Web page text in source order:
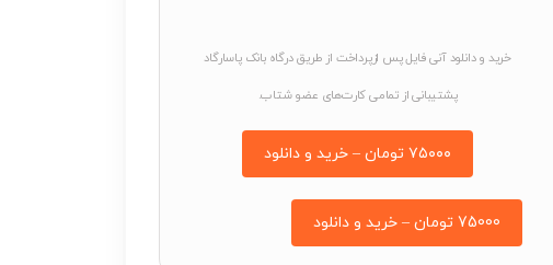
خرید و دانلود آنی فایل پس ازپرداخت از طریق درگاه بانک پاسارگاد
پشتیبانی از تمامی کارت‌های عضو شتاب.
۷۵۰۰۰ تومان – خرید و دانلود